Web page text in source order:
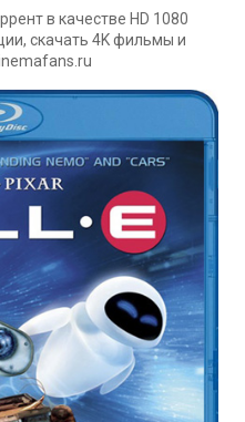
в качестве HD 1080
скачать 4K фильмы и